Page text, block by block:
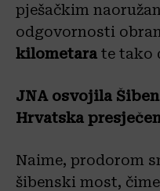
pješačkim
odgovornosti
kilometara te tako
JNA osvojila
Hrvatska
Naime, prodorom
šibenski most,